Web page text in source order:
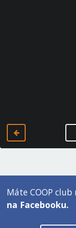
Máte COOP club
na Facebooku.